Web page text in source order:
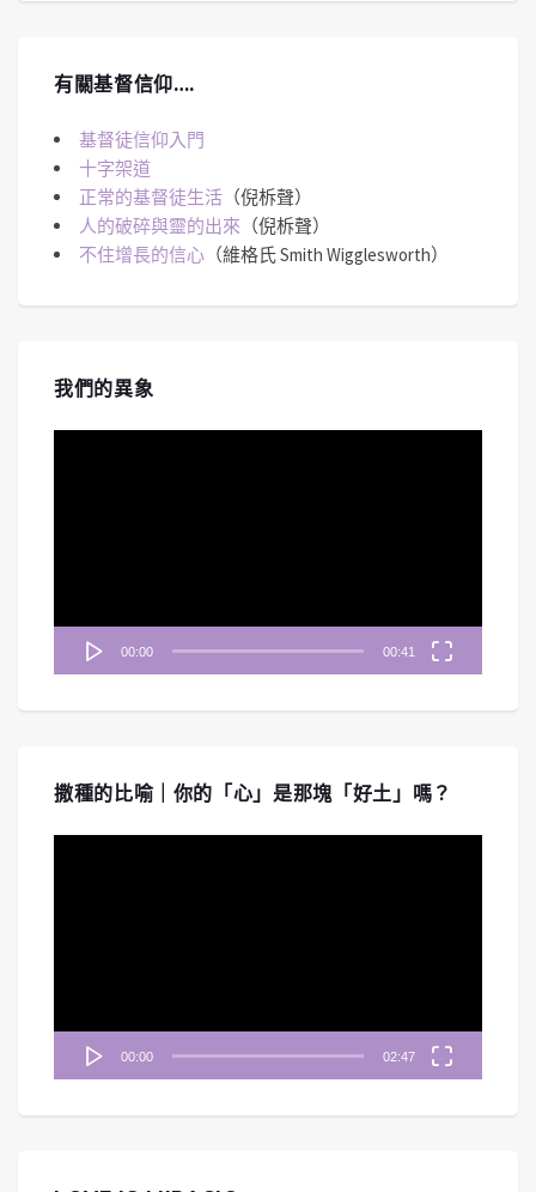
有關基督信仰….
基督徒信仰入門
十字架道
正常的基督徒生活 （倪柝聲）
人的破碎與靈的出來 （倪柝聲）
不住增長的信心 （維格氏 Smith Wigglesworth）
我們的異象
00:00 00:41
撒種的比喻｜你的「心」是那塊「好土」嗎？
00:00 02:47